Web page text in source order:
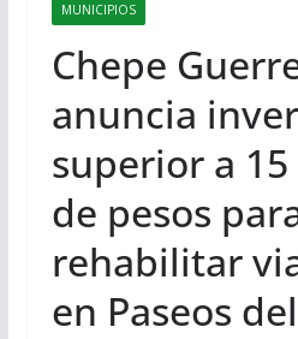
MUNICIPIOS
Chepe
anuncia
superior a
de pesos
rehabilitar
en Paseos